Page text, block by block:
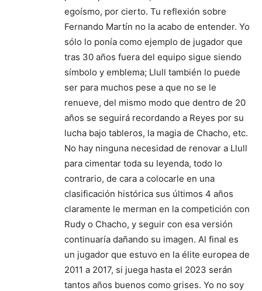
egoísmo, por cierto. Tu reflexión sobre
Fernando Martín no la acabo de entender. Yo
sólo lo ponía como ejemplo de jugador que
tras 30 años fuera del equipo sigue siendo
símbolo y emblema; Llull también lo puede
ser para muchos pese a que no se le
renueve, del mismo modo que dentro de 20
años se seguirá recordando a Reyes por su
lucha bajo tableros, la magia de Chacho, etc.
No hay ninguna necesidad de renovar a Llull
para cimentar toda su leyenda, todo lo
contrario, de cara a colocarle en una
clasificación histórica sus últimos 4 años
claramente le merman en la competición con
Rudy o Chacho, y seguir con esa versión
continuaría dañando su imagen. Al final es
un jugador que estuvo en la élite europea de
2011 a 2017, si juega hasta el 2023 serán
tantos años buenos como grises. Yo no soy